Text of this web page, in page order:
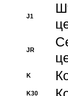
J1
JR
K
K30